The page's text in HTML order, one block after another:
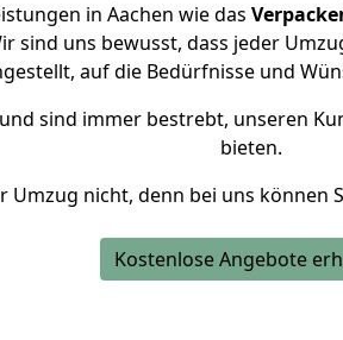
in Aachen wie das
sind uns bewusst, dass jeder
auf die Bedürfnisse und
und sind immer bestrebt, unseren
bieten.
nicht, denn bei uns können
Kostenlose Angebote